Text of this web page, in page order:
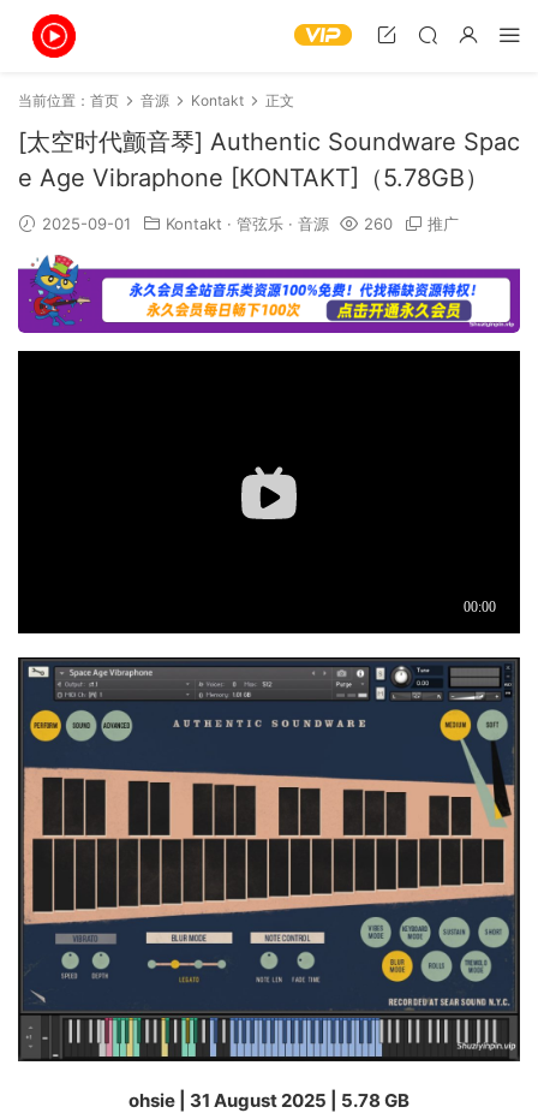
当前位置： 首页 音源 Kontakt 正文
[太空时代颤音琴] Authentic Soundware Spac
e Age Vibraphone [KONTAKT]（5.78GB）
2025-09-01 Kontakt · 管弦乐 · 音源 260 推广
ohsie | 31 August 2025 | 5.78 GB